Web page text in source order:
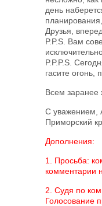
день
Друзья,
P.P.S. Вам
P.P.P.S.
гасите
Всем заранее
С уважением,
Приморский
Дополнения:
1. Просьба:
комментарии
2. Судя по
Голосование